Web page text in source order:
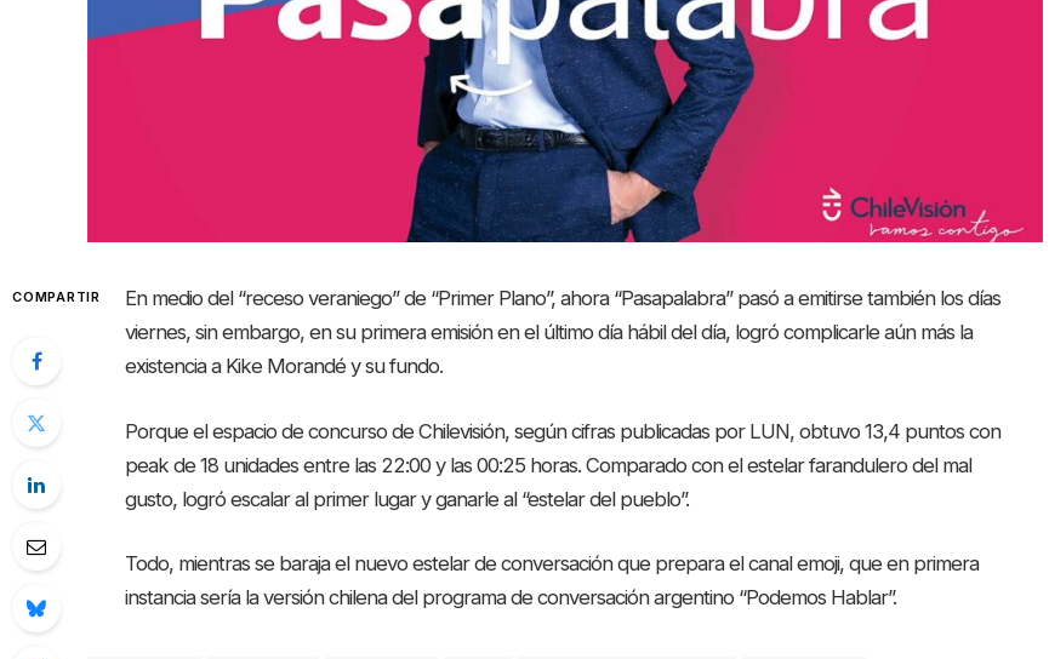
COMPARTIR
En medio del “receso veraniego” de “Primer Plano”, ahora “Pasapalabra” pasó a emitirse también los días
viernes, sin embargo, en su primera emisión en el último día hábil del día, logró complicarle aún más la
existencia a Kike Morandé y su fundo.
Porque el espacio de concurso de Chilevisión, según cifras publicadas por LUN, obtuvo 13,4 puntos con
peak de 18 unidades entre las 22:00 y las 00:25 horas. Comparado con el estelar farandulero del mal
gusto, logró escalar al primer lugar y ganarle al “estelar del pueblo”.
Todo, mientras se baraja el nuevo estelar de conversación que prepara el canal emoji, que en primera
instancia sería la versión chilena del programa de conversación argentino “Podemos Hablar”.